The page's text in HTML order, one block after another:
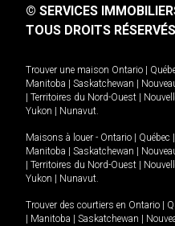
© SERVICES
TOUS DROITS
Trouver une maison Ontario
Manitoba
Saskatchewan
Territoires du Nord-Ouest
Yukon
Nunavut.
Maisons à louer - Ontario Québec
Manitoba
Saskatchewan
Territoires du Nord-Ouest
Yukon
Nunavut.
Trouver des courtiers en Ontario
Manitoba Saskatchewan